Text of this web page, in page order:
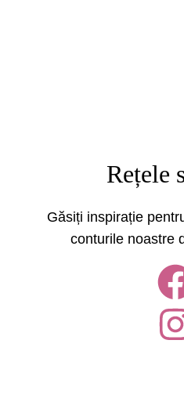
Rețele
Găsiți inspirație
conturile noastre